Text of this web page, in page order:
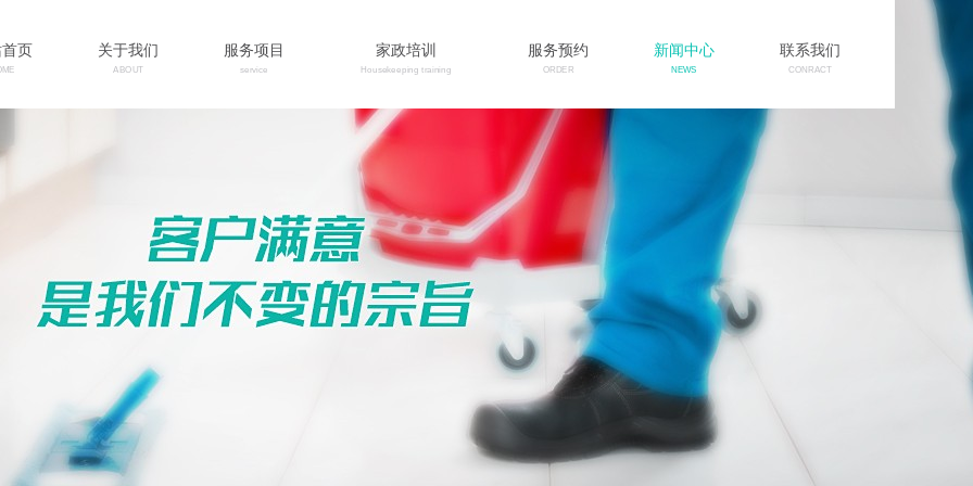
页 关于我们
ABOUT
服务项目
service
家政培训
Housekeeping training
服务预约
ORDER
新闻中心
NEWS
联系我们
CONRACT